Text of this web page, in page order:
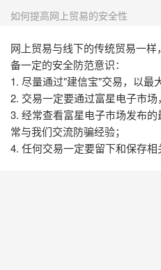
如何提高网上贸易的安全性
网上贸易与线下的传统贸易一
备一定的安全防范意识：
1. 尽量通过"建信宝"交易，以最
2. 交易一定要通过富星电子市场
3. 经常查看富星电子市场发布
常与我们交流防骗经验；
4. 任何交易一定要留下和保存相